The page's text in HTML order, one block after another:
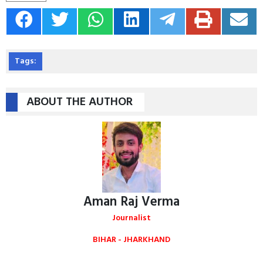
Tags:
ABOUT THE AUTHOR
Aman Raj Verma
Journalist
BIHAR - JHARKHAND